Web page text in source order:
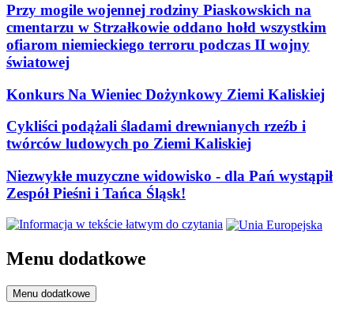
Przy mogile wojennej rodziny Piaskowskich na
cmentarzu w Strzałkowie oddano hołd wszystkim
ofiarom niemieckiego terroru podczas II wojny
światowej
Konkurs Na Wieniec Dożynkowy Ziemi Kaliskiej
Cykliści podążali śladami drewnianych rzeźb i
twórców ludowych po Ziemi Kaliskiej
Niezwykłe muzyczne widowisko - dla Pań wystąpił
Zespół Pieśni i Tańca Śląsk!
Menu dodatkowe
Menu dodatkowe